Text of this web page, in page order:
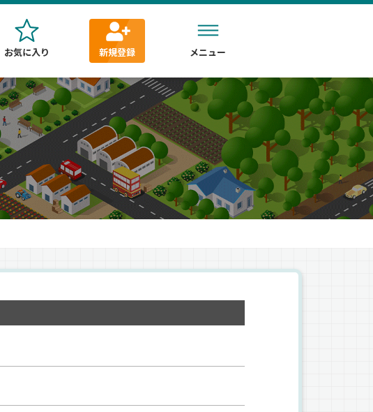
お気に入り 新規登録 メニュー